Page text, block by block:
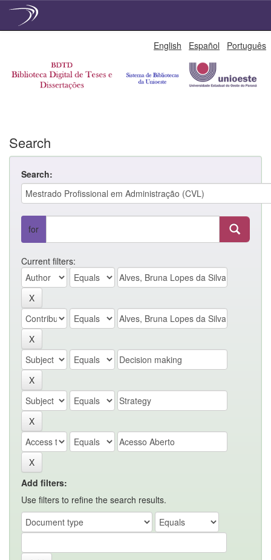
English Español Português
Search
Search:
for
Current filters:
Add filters:
Use filters to refine the search results.